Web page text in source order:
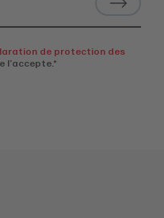
de protection des
l’accepte.*